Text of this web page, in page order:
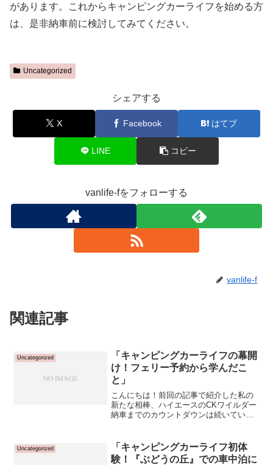
があります。これからキャンピングカーライフを始める方
は、是非納車前に検討してみてください。
Uncategorized
シェアする
X Facebook はてブ
LINE コピー
vanlife-fをフォローする
vanlife-f
関連記事
Uncategorized
「キャンピングカーライフの幕開
け！フェリー予約から学んだこ
と」
こんにちは！前回の記事で紹介した私の
新たな相棒、ハイエースのCKワイルダー
納車までのカウントダウンは続いていま
港から横須賀へとフェリーで旅をしま
す。この経験が私のキャン...
Uncategorized
「キャンピングカーライフ初体
験！『ぶどうの丘』での車中泊に